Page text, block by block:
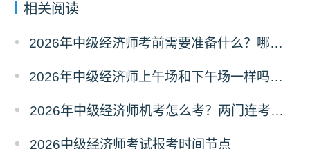
相关阅读
2026年中级经济师考前需要准备什么？哪些物品不能带？
2026年中级经济师上午场和下午场一样吗？考题有区别吗？
2026年中级经济师机考怎么考？两门连考怎么安排？
2026中级经济师考试报考时间节点